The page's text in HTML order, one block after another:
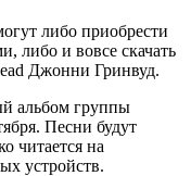
либо приобрести
либо и вовсе скачать
Джонни Гринвуд.
альбом группы
Песни будут
читается на
устройств.